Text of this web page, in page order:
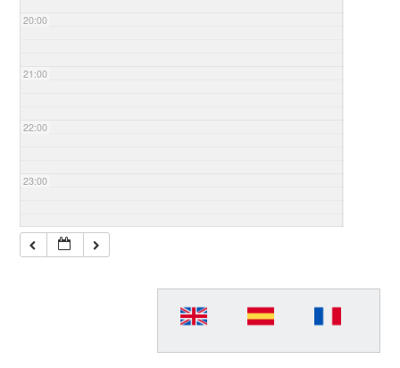
20:00
21:00
22:00
23:00